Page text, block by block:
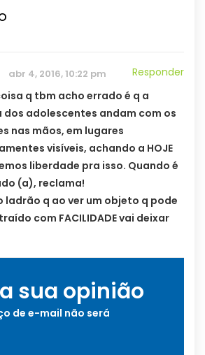
abr 4, 2016, 10:22 pm
Responder
q tbm acho errado é q a
dos adolescentes andam com os
nas mãos, em lugares
visíveis, achando a HOJE
liberdade pra isso. Quando é
(a), reclama!
ladrão q ao ver um objeto q pode
com FACILIDADE vai deixar
sua opinião
de e-mail não será